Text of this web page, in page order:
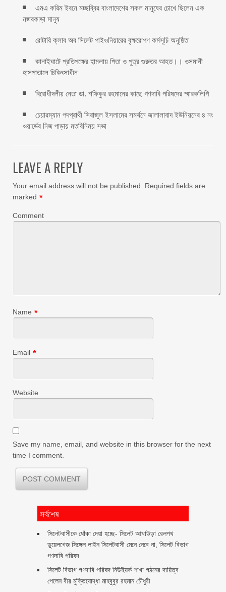
এমএ করিম ইবনে মচ্ছব্বির বাংলাদেশের সকল মানুষের চোখে ছিলেন এক
নজরকাড়া মানুষ ‎
রোটারি ক্লাব অব সিলেট পাইওনিয়ারের বৃক্ষরোপণ কর্মসূচি অনুষ্ঠিত
কানাইঘাটে প্রতিপক্ষের হামলায় পিতা ও পুত্র গুরুতর আহত।। ওসমানী
হাসপাতালে চিকিৎসাধীন
বিরোধীদলীয় নেতা ডা. শফিকুর রহমানের কাছে গণদাবি পরিষদের স্মারকলিপি ‎
চেয়ারম্যান পদপ্রার্থী সিরাজুল ইসলামের সমর্থনে জালালাবাদ ইউনিয়নের ৪ নং
ওয়ার্ডের নিজ পাড়ায় মতবিনিময় সভা
LEAVE A REPLY
Your email address will not be published.
Required fields are
marked *
Comment
Name *
Email *
Website
Save my name, email, and website in this browser for the next
time I comment.
সর্বশেষ
‎সিলেটবাসীকে ধোঁকা দেয়া হচ্ছে- সিলেট আখাউড়া রেলপথ
ডুয়েলগেজ সিঙ্গেল লাইন সিলেটবাসী মেনে নেবে না, সিলেট বিভাগ
গণদাবি পরিষদ
সিলেট বিভাগ গণদাবি পরিষদ নিউইয়র্ক শাখা গঠনের দায়িত্ব
পেলেন বীর মুক্তিযোদ্ধা মাহবুবুর রহমান চৌধুরী ‎ ‎